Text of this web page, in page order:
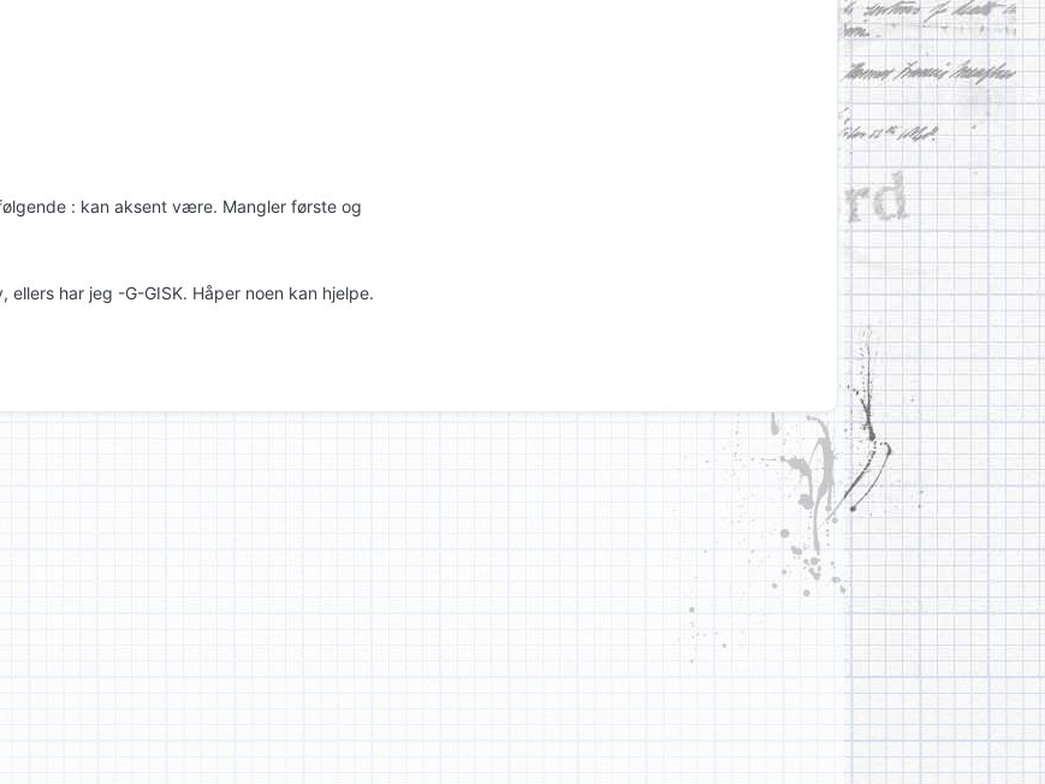
: kan aksent være. Mangler første og
ellers har jeg -G-GISK. Håper noen kan hjelpe.